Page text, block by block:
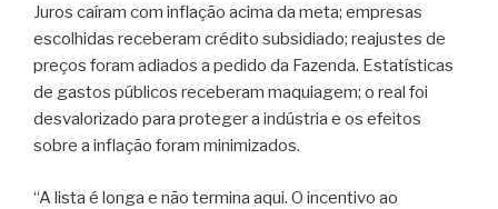
Juros caíram com inflação acima da meta; empresas
escolhidas receberam crédito subsidiado; reajustes de
preços foram adiados a pedido da Fazenda. Estatísticas
de gastos públicos receberam maquiagem; o real foi
desvalorizado para proteger a indústria e os efeitos
sobre a inflação foram minimizados.
“A lista é longa e não termina aqui. O incentivo ao